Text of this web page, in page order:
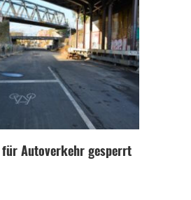
für Autoverkehr gesperrt